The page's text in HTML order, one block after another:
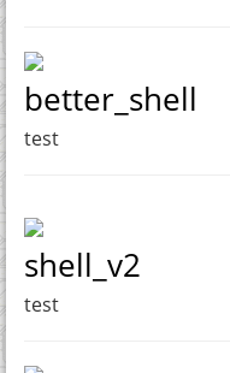
better_shell
test
shell_v2
test